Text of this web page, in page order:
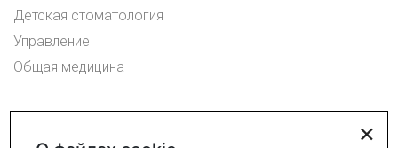
Детская стоматология
Управление
Общая медицина
×